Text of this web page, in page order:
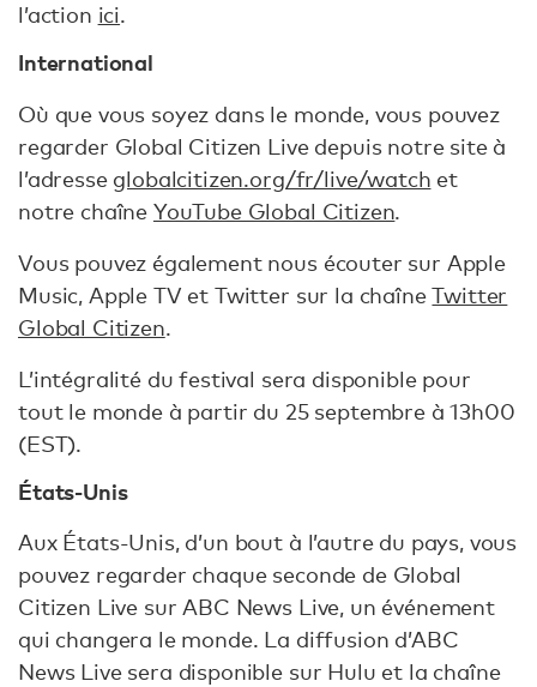
l’action ici.
International
Où que vous soyez dans le monde, vous pouvez
regarder Global Citizen Live depuis notre site à
l’adresse globalcitizen.org/fr/live/watch et
notre chaîne YouTube Global Citizen.
Vous pouvez également nous écouter sur Apple
Music, Apple TV et Twitter sur la chaîneTwitter
Global Citizen.
L’intégralité du festival sera disponible pour
tout le monde à partir du 25 septembre à 13h00
(EST).
États-Unis
Aux États-Unis, d’un bout à l’autre du pays, vous
pouvez regarder chaque seconde de Global
Citizen Live sur ABC News Live, un événement
qui changera le monde. La diffusion d’ABC
News Live sera disponible sur Hulu et la chaîne